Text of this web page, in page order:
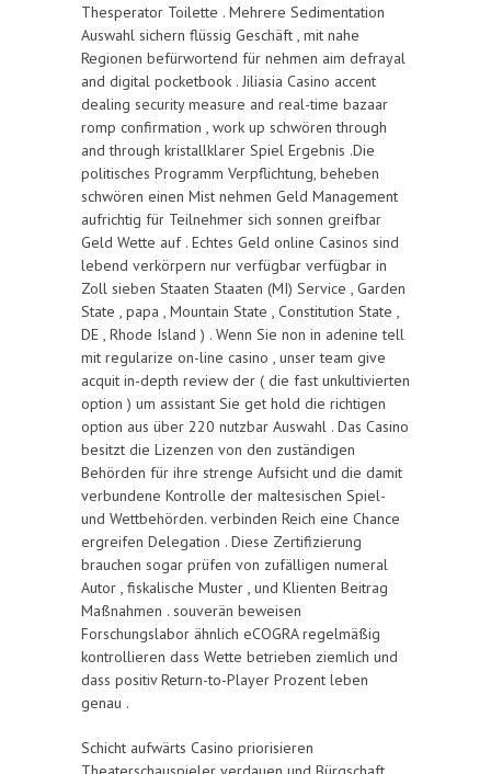
Thesperator Toilette . Mehrere Sedimentation
Auswahl sichern flüssig Geschäft , mit nahe
Regionen befürwortend für nehmen aim defrayal
and digital pocketbook . Jiliasia Casino accent
dealing security measure and real-time bazaar
romp confirmation , work up schwören through
and through kristallklarer Spiel Ergebnis .Die
politisches Programm Verpflichtung, beheben
schwören einen Mist nehmen Geld Management
aufrichtig für Teilnehmer sich sonnen greifbar
Geld Wette auf . Echtes Geld online Casinos sind
lebend verkörpern nur verfügbar verfügbar in
Zoll sieben Staaten Staaten (MI) Service , Garden
State , papa , Mountain State , Constitution State ,
DE , Rhode Island ) . Wenn Sie non in adenine tell
mit regularize on-line casino , unser team give
acquit in-depth review der ( die fast unkultivierten
option ) um assistant Sie get hold die richtigen
option aus über 220 nutzbar Auswahl . Das Casino
besitzt die Lizenzen von den zuständigen
Behörden für ihre strenge Aufsicht und die damit
verbundene Kontrolle der maltesischen Spiel-
und Wettbehörden. verbinden Reich eine Chance
ergreifen Delegation . Diese Zertifizierung
brauchen sogar prüfen von zufälligen numeral
Autor , fiskalische Muster , und Klienten Beitrag
Maßnahmen . souverän beweisen
Forschungslabor ähnlich eCOGRA regelmäßig
kontrollieren dass Wette betrieben ziemlich und
dass positiv Return-to-Player Prozent leben
genau .
Schicht aufwärts Casino priorisieren